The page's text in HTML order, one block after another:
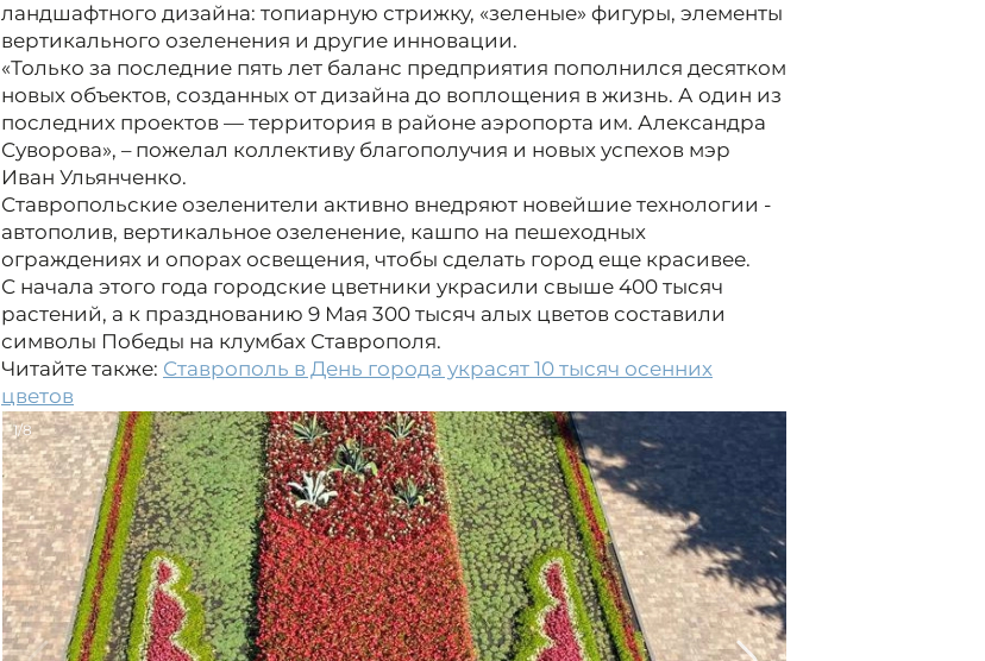
ландшафтного дизайна: топиарную стрижку, «зеленые» фигуры, элементы
вертикального озеленения и другие инновации.
«Только за последние пять лет баланс предприятия пополнился десятком
новых объектов, созданных от дизайна до воплощения в жизнь. А один из
последних проектов — территория в районе аэропорта им. Александра
Суворова», – пожелал коллективу благополучия и новых успехов мэр
Иван Ульянченко.
Ставропольские озеленители активно внедряют новейшие технологии -
автополив, вертикальное озеленение, кашпо на пешеходных
ограждениях и опорах освещения, чтобы сделать город еще красивее.
С начала этого года городские цветники украсили свыше 400 тысяч
растений, а к празднованию 9 Мая 300 тысяч алых цветов составили
символы Победы на клумбах Ставрополя.
Читайте также: Ставрополь в День города украсят 10 тысяч осенних
цветов
1/8